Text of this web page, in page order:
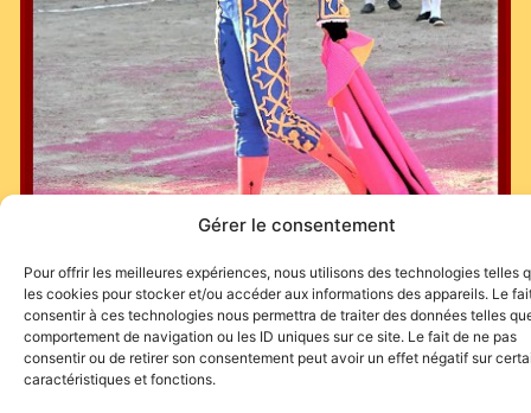
Gérer le consentement
Pour offrir les meilleures expériences, nous utilisons des technologies telles
les cookies pour stocker et/ou accéder aux informations des appareils. Le
consentir à ces technologies nous permettra de traiter des données telles
comportement de navigation ou les ID uniques sur ce site. Le fait de ne pas
consentir ou de retirer son consentement peut avoir un effet négatif sur
caractéristiques et fonctions.